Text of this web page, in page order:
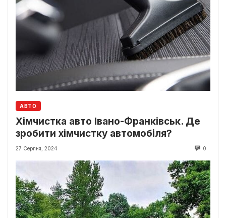
АВТО
Хімчистка авто Івано-Франківськ. Де
зробити хімчистку автомобіля?
27 Серпня, 2024 0